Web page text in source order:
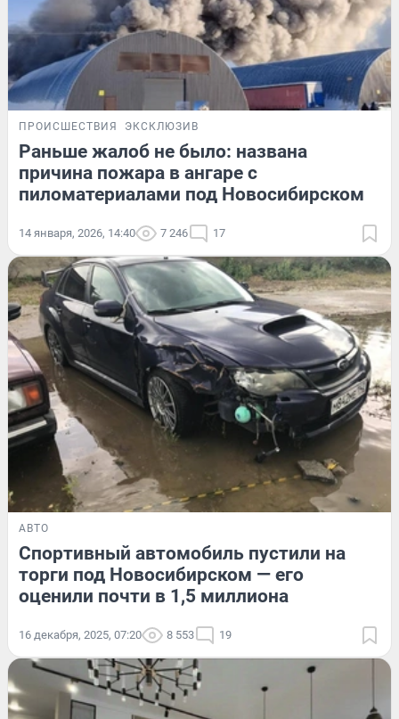
ПРОИСШЕСТВИЯ ЭКСКЛЮЗИВ
Раньше жалоб не было: названа
причина пожара в ангаре с
пиломатериалами под Новосибирском
14 января, 2026, 14:40 7 246 17
АВТО
Спортивный автомобиль пустили на
торги под Новосибирском — его
оценили почти в 1,5 миллиона
16 декабря, 2025, 07:20 8 553 19